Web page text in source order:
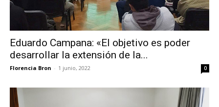
Eduardo Campana: «El objetivo es poder
desarrollar la extensión de la...
Florencia Bron - 1 junio, 2022 0